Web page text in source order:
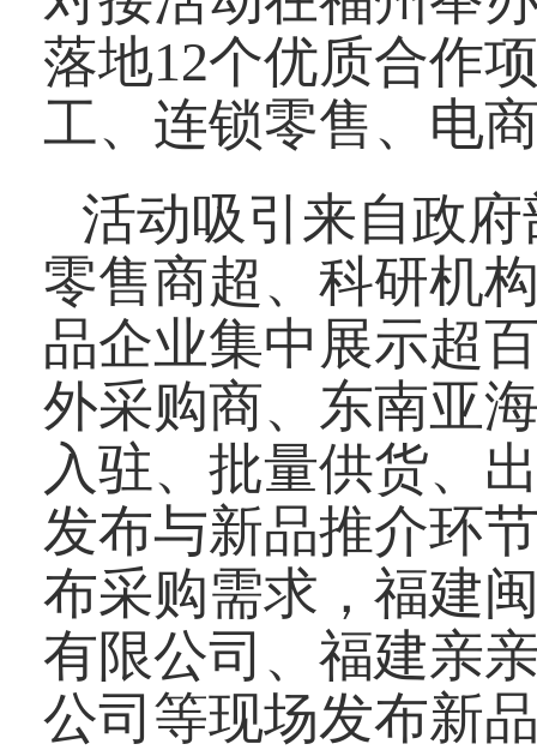
落地12个优质合作
工、连锁零售、电
活动吸引来自政
零售商超、科研机
品企业集中展示超
外采购商、东南亚
入驻、批量供货、
发布与新品推介环
布采购需求，福建
有限公司、福建亲
公司等现场发布新